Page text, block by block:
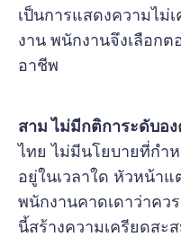
เป็นการแสดงความไม่
งาน พนักงานจึงเลือก
อาชีพ
สาม ไม่มีกติการะดับอ
ไทย ไม่มีนโยบายที่กำ
อยู่ในเวลาใด หัวหน้า
พนักงานคาดเดาว่าคว
นี้สร้างความเครียดสะ